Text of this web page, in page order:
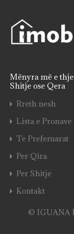
Mënyra më e
Shitje ose Qera
Rreth nesh
Lista e Pronave
Te Preferuarat
Per Qira
Per Shitje
Kontakt
© IGUANA